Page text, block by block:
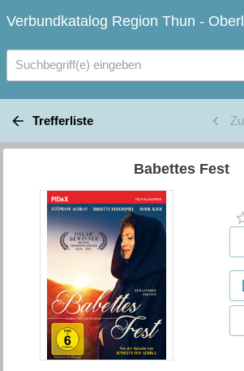
Verbundkatalog Region Thun -
Suchbegriff(e) eingeben
Trefferliste
Babettes Fest